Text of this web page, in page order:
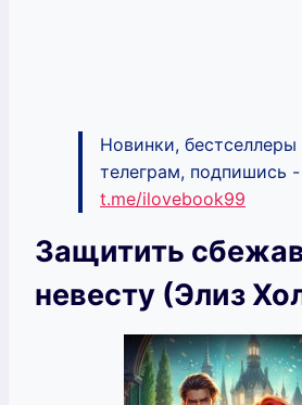
Новинки,
телеграм, подпишись -
t.me/ilovebook99
Защитить
невесту (Элиз